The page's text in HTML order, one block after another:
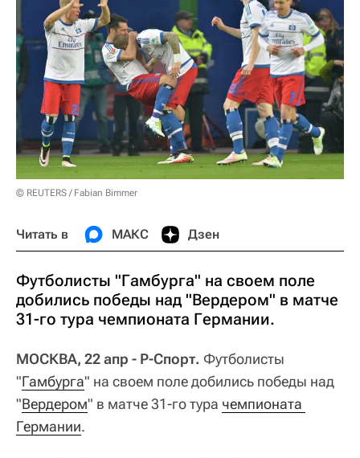
© REUTERS / Fabian Bimmer
Читать в МАКС Дзен
Футболисты "Гамбурга" на своем поле
добились победы над "Вердером" в матче
31-го тура чемпионата Германии.
МОСКВА, 22 апр - Р-Спорт. Футболисты
"Гамбурга" на своем поле добились победы над
"Вердером" в матче 31-го тура чемпионата
Германии.